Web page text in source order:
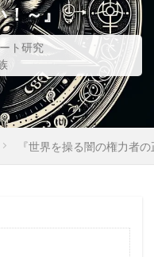
！～』
ト研究
『世界を操る闇の権力者
弁護士
年次改革要望書
平和
別
御用専門家
山火事
対外援助
保障
安倍晋三
界秩序
文鮮明